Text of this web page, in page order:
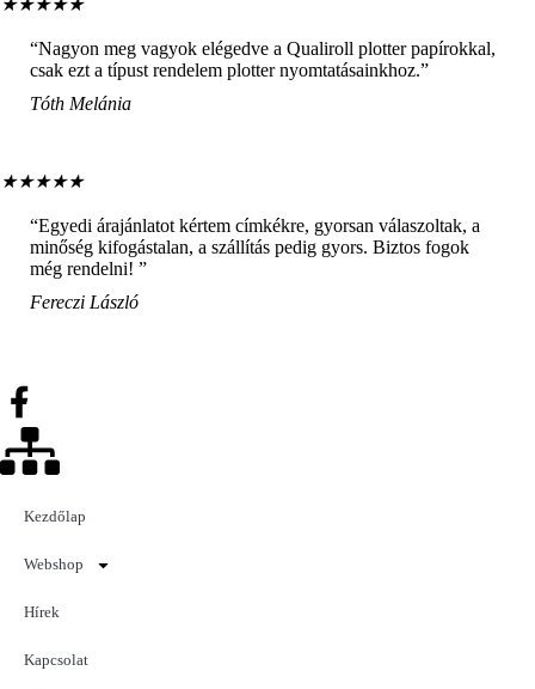
★★★★★
“Nagyon meg vagyok elégedve a Qualiroll plotter papírokkal,
csak ezt a típust rendelem plotter nyomtatásainkhoz.”
Tóth Melánia
★★★★★
“Egyedi árajánlatot kértem címkékre, gyorsan válaszoltak, a
minőség kifogástalan, a szállítás pedig gyors. Biztos fogok
még rendelni! ”
Fereczi László
Kezdőlap
Webshop
Hírek
Kapcsolat